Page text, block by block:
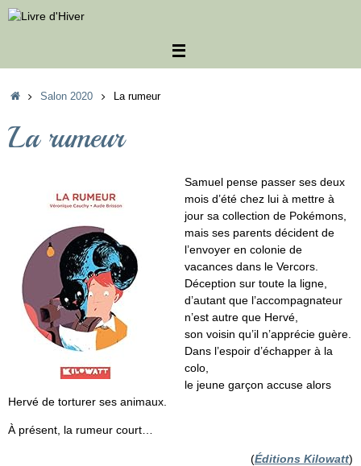
Passer
au
Accueil
Salon 2020 La rumeur
La rumeur
Samuel pense passer ses deux
mois d’été chez lui à mettre à
jour sa collection de Pokémons,
mais ses parents décident de
l’envoyer en colonie de
vacances dans le Vercors.
Déception sur toute la ligne,
d’autant que l’accompagnateur
n’est autre que Hervé,
son voisin qu’il n’apprécie guère.
Dans l’espoir d’échapper à la
colo,
le jeune garçon accuse alors
Hervé de torturer ses animaux.
À présent, la rumeur court…
(Éditions Kilowatt)